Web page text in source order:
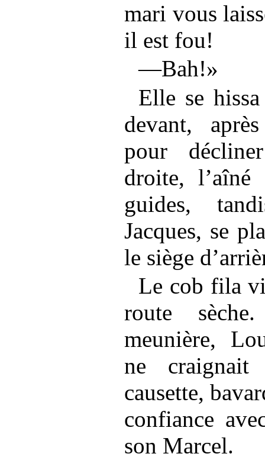
mari vous
il est fou!
—Bah!»
Elle se
devant,
pour
droite,
guides,
Jacques, se
le siège
Le cob fila
route
meunière,
ne
causette,
confiance
son Marcel.